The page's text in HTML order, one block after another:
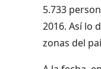
5.733
2016. Así lo
zonas del